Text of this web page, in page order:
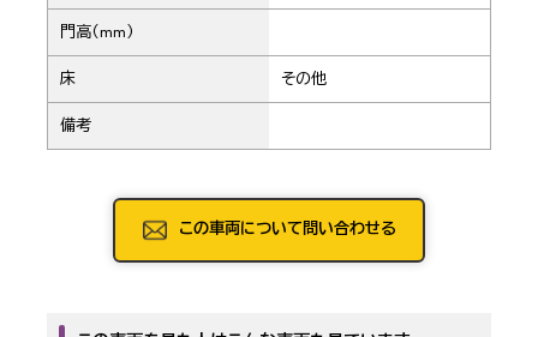
門高（mm）
床 その他
備考
この車両について問い合わせる